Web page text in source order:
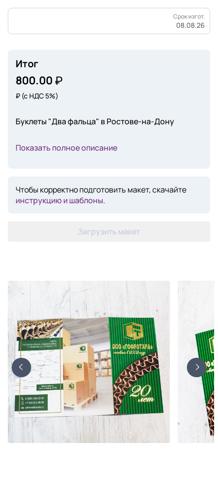
Срок изгот.
08.08.26
Итог
800.00
₽ (с НДС 5%)
Буклеты "Два фальца" в Ростове-на-Дону
Показать полное описание
Чтобы корректно подготовить макет, скачайте
инструкцию и шаблоны.
Загрузить макет